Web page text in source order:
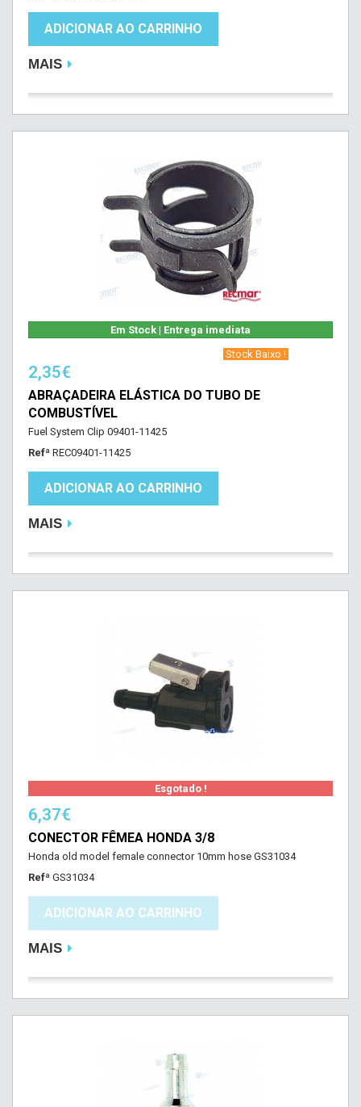
ADICIONAR AO CARRINHO
MAIS
Em Stock | Entrega imediata
‎ Stock Baixo !‎ ‎
2,35€
ABRAÇADEIRA ELÁSTICA DO TUBO DE
COMBUSTÍVEL
Fuel System Clip 09401-11425
Refª REC09401-11425
ADICIONAR AO CARRINHO
MAIS
Esgotado !
6,37€
CONECTOR FÊMEA HONDA 3/8
Honda old model female connector 10mm hose GS31034
Refª GS31034
ADICIONAR AO CARRINHO
MAIS